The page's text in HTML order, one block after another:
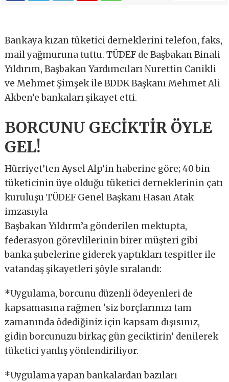
Bankaya kızan tüketici derneklerini telefon, faks,
mail yağmuruna tuttu. TÜDEF de Başbakan Binali
Yıldırım, Başbakan Yardımcıları Nurettin Canikli
ve Mehmet Şimşek ile BDDK Başkanı Mehmet Ali
Akben’e bankaları şikayet etti.
BORCUNU GECİKTİR ÖYLE
GEL!
Hürriyet’ten Aysel Alp’in haberine göre; 40 bin
tüketicinin üye olduğu tüketici derneklerinin çatı
kuruluşu TÜDEF Genel Başkanı Hasan Atak
imzasıyla
Başbakan Yıldırm’a gönderilen mektupta,
federasyon görevlilerinin birer müşteri gibi
banka şubelerine giderek yaptıkları tespitler ile
vatandaş şikayetleri şöyle sıralandı:
*Uygulama, borcunu düzenli ödeyenleri de
kapsamasına rağmen ‘siz borçlarınızı tam
zamanında ödediğiniz için kapsam dışısınız,
gidin borcunuzu birkaç gün geciktirin’ denilerek
tüketici yanlış yönlendiriliyor.
*Uygulama yapan bankalardan bazıları